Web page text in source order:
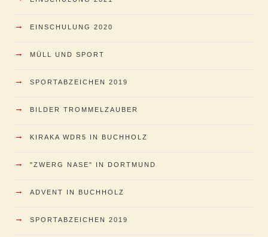
→ EINSCHULUNG 2020
→ MÜLL UND SPORT
→ SPORTABZEICHEN 2019
→ BILDER TROMMELZAUBER
→ KIRAKA WDR5 IN BUCHHOLZ
→ "ZWERG NASE" IN DORTMUND
→ ADVENT IN BUCHHOLZ
→ SPORTABZEICHEN 2019